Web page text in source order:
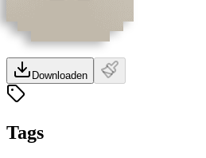
Downloaden
Tags